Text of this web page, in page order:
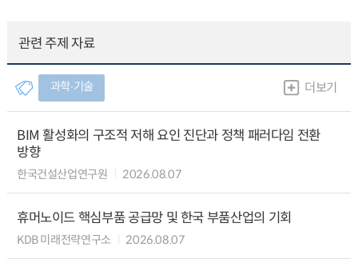
관련 주제 자료
과학∙기술 더보기
BIM 활성화의 구조적 저해 요인 진단과 정책 패러다임 전환
방향
한국건설산업연구원 2026.08.07
휴머노이드 핵심부품 공급망 및 한국 부품산업의 기회
KDB 미래전략연구소 2026.08.07